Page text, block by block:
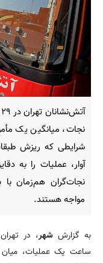
نجات، میانگین یک
شرایطی که ریزش
آوار، عملیات را به
نجات‌گران هم‌زمان
مواجه هستند.
به گزارششهر، در
ساعت یک عملیات، میان